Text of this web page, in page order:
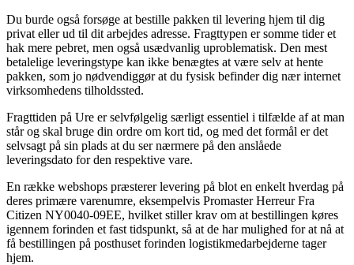
Du burde også forsøge at bestille pakken til levering hjem til dig
privat eller ud til dit arbejdes adresse. Fragttypen er somme tider et
hak mere pebret, men også usædvanlig uproblematisk. Den mest
betalelige leveringstype kan ikke benægtes at være selv at hente
pakken, som jo nødvendiggør at du fysisk befinder dig nær internet
virksomhedens tilholdssted.
Fragttiden på Ure er selvfølgelig særligt essentiel i tilfælde af at man
står og skal bruge din ordre om kort tid, og med det formål er det
selvsagt på sin plads at du ser nærmere på den anslåede
leveringsdato for den respektive vare.
En række webshops præsterer levering på blot en enkelt hverdag på
deres primære varenumre, eksempelvis Promaster Herreur Fra
Citizen NY0040-09EE, hvilket stiller krav om at bestillingen køres
igennem forinden et fast tidspunkt, så at de har mulighed for at nå at
få bestillingen på posthuset forinden logistikmedarbejderne tager
hjem.